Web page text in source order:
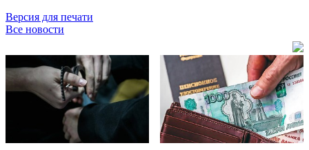
Версия для печати
Все новости